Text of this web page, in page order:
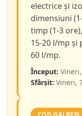
electrice și
dimensiuni
timp (1-3
15-20 l/mp și
60 l/mp.
Început:
Sfârșit: Vineri,